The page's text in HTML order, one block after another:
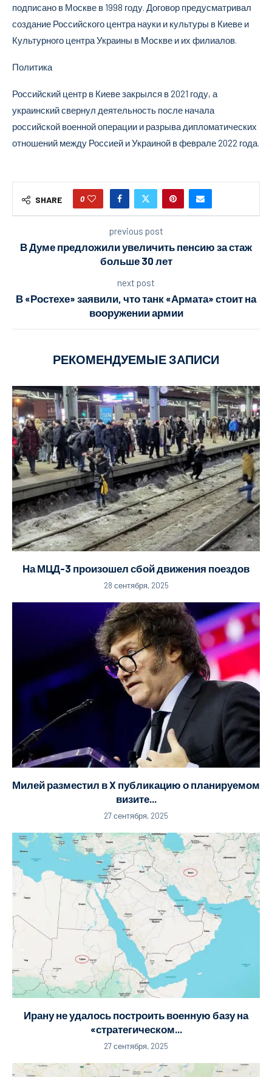
подписано в Москве в 1998 году. Договор предусматривал
создание Российского центра науки и культуры в Киеве и
Культурного центра Украины в Москве и их филиалов.
Политика
Российский центр в Киеве закрылся в 2021 году, а
украинский свернул деятельность после начала
российской военной операции и разрыва дипломатических
отношений между Россией и Украиной в феврале 2022 года.
SHARE 0
previous post
В Думе предложили увеличить пенсию за стаж
больше 30 лет
next post
В «Ростехе» заявили, что танк «Армата» стоит на
вооружении армии
РЕКОМЕНДУЕМЫЕ ЗАПИСИ
На МЦД-3 произошел сбой движения поездов
28 сентября, 2025
Милей разместил в X публикацию о планируемом
визите...
27 сентября, 2025
Ирану не удалось построить военную базу на
«стратегическом...
27 сентября, 2025